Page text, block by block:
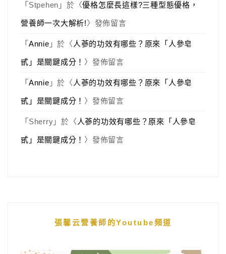
「 Stpehen 」於〈優格怎麼長這樣?三種型態優格，
營養師一次大解析!〉發佈留言
「 Annie 」於〈 人蔘的功效有哪些？原來「人參皂
甙」是關鍵成分！ 〉發佈留言
「 Annie 」於〈 人蔘的功效有哪些？原來「人參皂
甙」是關鍵成分！ 〉發佈留言
「 Sherry 」於〈 人蔘的功效有哪些？原來「人參皂
甙」是關鍵成分！ 〉發佈留言
張馨云營養師的Youtube頻道